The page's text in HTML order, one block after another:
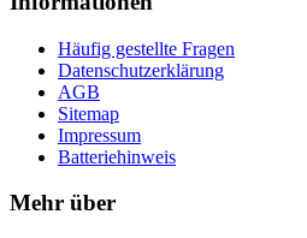
Häufig gestellte Fragen
Datenschutzerklärung
AGB
Sitemap
Impressum
Batteriehinweis
Mehr über